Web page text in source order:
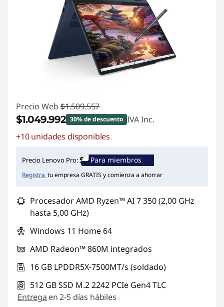
Precio Web $1.509.557
$1.049.992 30% de descuento IVA Inc.
Ahorros instantáneos :
+10 unidades disponibles
Precio Lenovo Pro: Para miembros
Registra tu empresa GRATIS y comienza a ahorrar
Procesador AMD Ryzen™ AI 7 350 (2,00 GHz
hasta 5,00 GHz)
Windows 11 Home 64
AMD Radeon™ 860M integrados
16 GB LPDDR5X-7500MT/s (soldado)
512 GB SSD M.2 2242 PCIe Gen4 TLC
Entrega en 2-5 días hábiles